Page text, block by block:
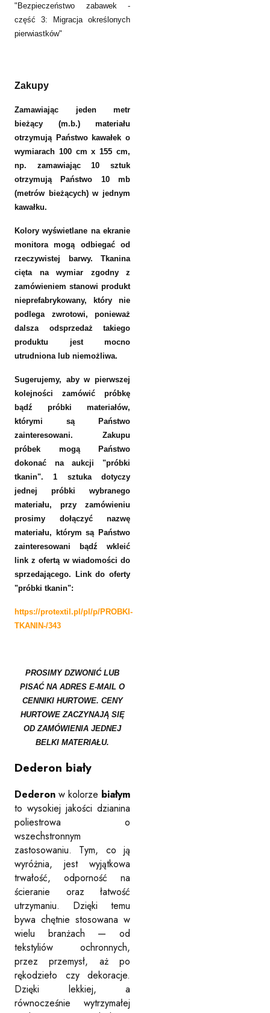
"Bezpieczeństwo zabawek -
część 3: Migracja określonych
pierwiastków"
Zakupy
Zamawiając jeden metr
bieżący (m.b.) materiału
otrzymują Państwo kawałek o
wymiarach 100 cm x 155 cm,
np. zamawiając 10 sztuk
otrzymują Państwo 10 mb
(metrów bieżących) w jednym
kawałku.
Kolory wyświetlane na ekranie
monitora mogą odbiegać od
rzeczywistej barwy. Tkanina
cięta na wymiar zgodny z
zamówieniem stanowi produkt
nieprefabrykowany, który nie
podlega zwrotowi, ponieważ
dalsza odsprzedaż takiego
produktu jest mocno
utrudniona lub niemożliwa.
Sugerujemy, aby w pierwszej
kolejności zamówić próbkę
bądź próbki materiałów,
którymi są Państwo
zainteresowani. Zakupu
próbek mogą Państwo
dokonać na aukcji "próbki
tkanin". 1 sztuka dotyczy
jednej próbki wybranego
materiału, przy zamówieniu
prosimy dołączyć nazwę
materiału, którym są Państwo
zainteresowani bądź wkleić
link z ofertą w wiadomości do
sprzedającego. Link do oferty
"próbki tkanin":
https://protextil.pl/pl/p/PROBKI-
TKANIN-/343
PROSIMY DZWONIĆ LUB
PISAĆ NA ADRES E-MAIL O
CENNIKI HURTOWE. CENY
HURTOWE ZACZYNAJĄ SIĘ
OD ZAMÓWIENIA JEDNEJ
BELKI MATERIAŁU.
Dederon biały
Dederon w kolorze białym
to wysokiej jakości dzianina
poliestrowa o
wszechstronnym
zastosowaniu. Tym, co ją
wyróżnia, jest wyjątkowa
trwałość, odporność na
ścieranie oraz łatwość
utrzymaniu. Dzięki temu
bywa chętnie stosowana w
wielu branżach — od
tekstyliów ochronnych,
przez przemysł, aż po
rękodzieło czy dekoracje.
Dzięki lekkiej, a
równocześnie wytrzymałej